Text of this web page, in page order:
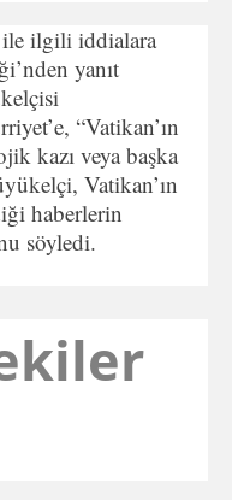
ile ilgili iddialara
yanıt
“Vatikan’ın
kazı veya başka
Vatikan’ın
haberlerin
söyledi.